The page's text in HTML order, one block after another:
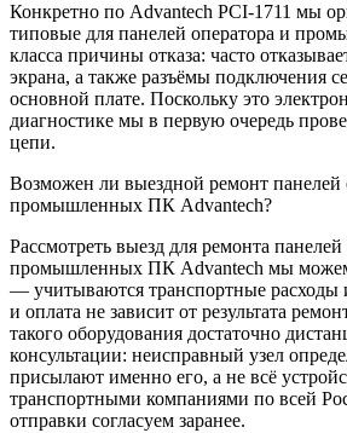
Конкретно по Advantech PCI-1711 мы
типовые для панелей оператора и
класса причины отказа: часто
экрана, а также разъёмы подключения
основной плате. Поскольку это
диагностике мы в первую очередь
цепи.
Возможен ли выездной ремонт панелей
промышленных ПК Advantech?
Рассмотреть выезд для ремонта панелей
промышленных ПК Advantech мы
— учитываются транспортные расходы
и оплата не зависит от результата
такого оборудования достаточно
консультации: неисправный узел
присылают именно его, а не всё
транспортными компаниями по всей
отправки согласуем заранее.